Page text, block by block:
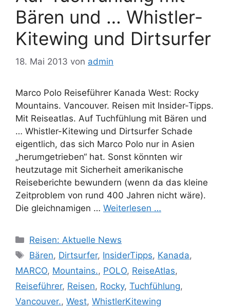
Bären und … Whistler-
Kitewing und Dirtsurfer
18. Mai 2013 von admin
Marco Polo Reiseführer Kanada West: Rocky
Mountains. Vancouver. Reisen mit Insider-Tipps.
Mit Reiseatlas. Auf Tuchfühlung mit Bären und
… Whistler-Kitewing und Dirtsurfer Schade
eigentlich, das sich Marco Polo nur in Asien
„herumgetrieben“ hat. Sonst könnten wir
heutzutage mit Sicherheit amerikanische
Reiseberichte bewundern (wenn da das kleine
Zeitproblem von rund 400 Jahren nicht wäre).
Die gleichnamigen … Weiterlesen …
Kategorien
Reisen: Aktuelle News
Schlagwörter
Bären, Dirtsurfer, InsiderTipps, Kanada,
MARCO, Mountains., POLO, ReiseAtlas,
Reiseführer, Reisen, Rocky, Tuchfühlung,
Vancouver., West, WhistlerKitewing